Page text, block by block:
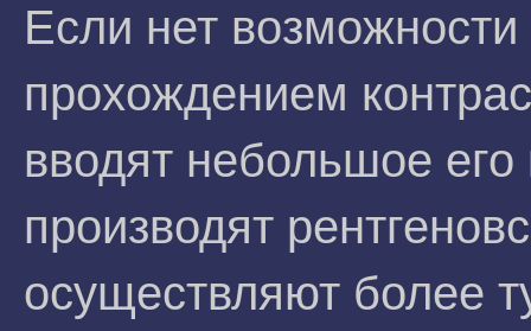
Если нет возможности
прохождением
вводят небольшое
производят
осуществляют более